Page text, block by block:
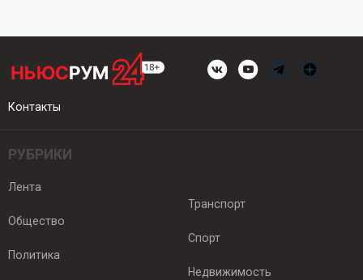
Контакты
РУБРИКИ
Лента
Общество
Политика
Транспорт
Спорт
Недвижимость